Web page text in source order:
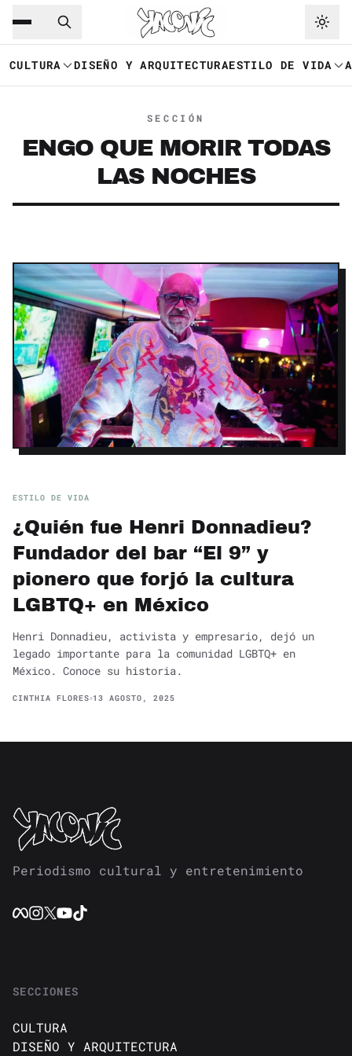
Saltar al contenido principal
CULTURA DISEÑO Y ARQUITECTURAESTILO DE VIDA
SECCIÓN
ENGO QUE MORIR TODAS
LAS NOCHES
ESTILO DE VIDA
¿Quién fue Henri Donnadieu?
Fundador del bar “El 9” y
pionero que forjó la cultura
LGBTQ+ en México
Henri Donnadieu, activista y empresario, dejó un
legado importante para la comunidad LGBTQ+ en
México. Conoce su historia.
CINTHIA FLORES 13 AGOSTO, 2025
Periodismo cultural y entretenimiento
SECCIONES
CULTURA
DISEÑO Y ARQUITECTURA